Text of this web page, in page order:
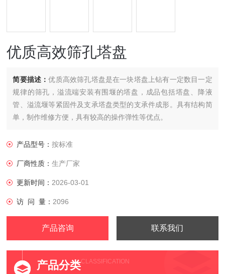
优质高效筛孔塔盘
简要描述：优质高效筛孔塔盘是在一块塔盘上钻有一定数目一定
规律的筛孔，溢流端安装有围堰的塔盘，成品包括塔盘、降液
管、溢流堰等紧固件及支承塔盘类型的支承件成形。具有结构简
单，制作维修方便，具有较高的操作弹性等优点。
产品型号：按标准
厂商性质：生产厂家
更新时间： 2026-03-01
访 问 量： 2096
产品咨询 联系我们
产品分类CLASSIFICATION